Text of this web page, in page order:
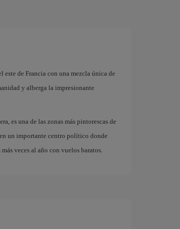
este de Francia con una mezcla única de
y alberga la impresionante
es una de las zonas más pintorescas de
un importante centro político donde
veces al año con vuelos baratos.